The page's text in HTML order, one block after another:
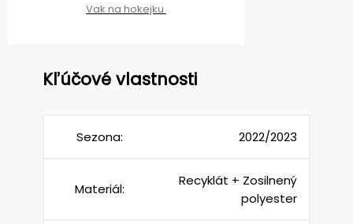
Vak na hokejku
Kľúčové vlastnosti
Sezona: 2022/2023
Materiál:
Recyklát + Zosilnený
polyester